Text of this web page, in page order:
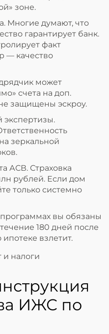
зоне.
Многие думают, что
гарантирует банк.
факт
— качество
может
счета на доп.
защищены эскроу.
экспертизы.
зеркальной
АСВ. Страховка
рублей. Если дом
только системно
вы обязаны
180 дней после
ипотеке взлетит.
ИЖС по